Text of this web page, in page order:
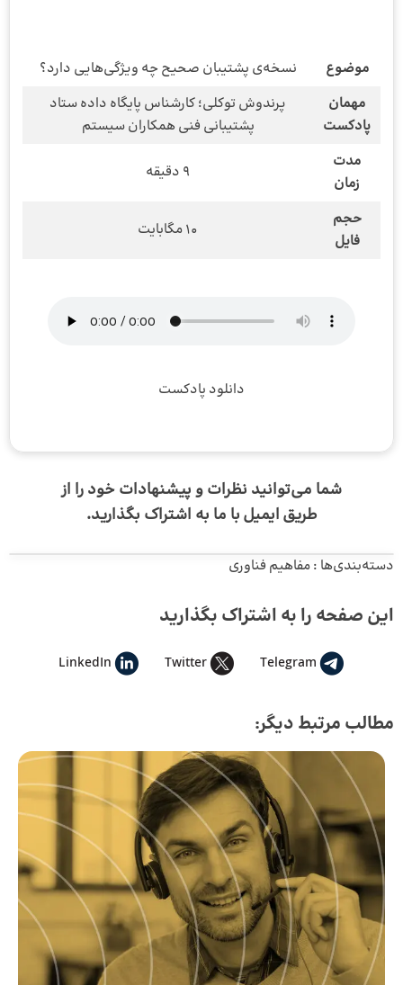
موضوع
نسخه‌ی پشتیبان صحیح چه ویژگی‌هایی دارد؟
مهمان
پادکست
پرندوش توکلی؛ کارشناس پایگاه داده ستاد
پشتیبانی فنی همکاران سیستم
مدت
زمان
9 دقیقه
حجم
فایل
10 مگابایت
دانلود پادکست
شما می‌توانید نظرات و پیشنهادات خود را از
طریقایمیلبا ما به اشتراک بگذارید.
دسته‌بندی‌ها :مفاهیم فناوری
این صفحه را به اشتراک بگذارید
Telegram
Twitter
LinkedIn
مطالب مرتبط دیگر: